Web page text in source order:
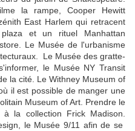
la rampe, Cooper Hewitt
East Harlem qui retracent
et un rituel Manhattan
Le Musée de l'urbanisme
Le Musée des gratte-
le Musée NY Transit
la cité. Le Withney Museum of
il est possible de manger une
Museum of Art. Prendre le
la collection Frick Madison.
le Musée 9/11 afin de se